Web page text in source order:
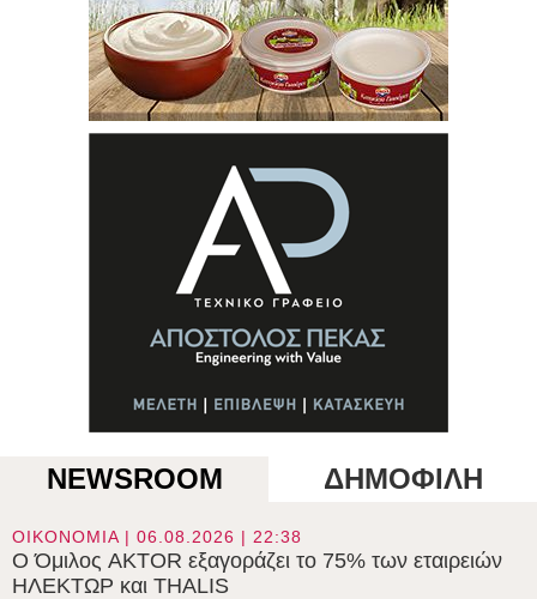
NEWSROOM ΔΗΜΟΦΙΛΗ
ΟΙΚΟΝΟΜΙΑ | 06.08.2026 | 22:38
Ο Όμιλος AKTOR εξαγοράζει το 75% των εταιρειών
ΗΛΕΚΤΩΡ και THALIS